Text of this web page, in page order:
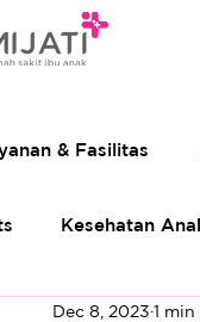
& Fasilitas
Kesehatan
Dec 8, 2023 1